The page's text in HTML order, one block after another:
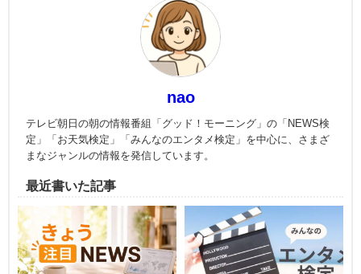
nao
テレビ朝日の朝の情報番組「グッド！モーニング」の「NEWS検
定」「お天気検定」「みんなのエンタメ検定」を中心に、さまざ
まなジャンルの情報を発信しています。
最近書いた記事